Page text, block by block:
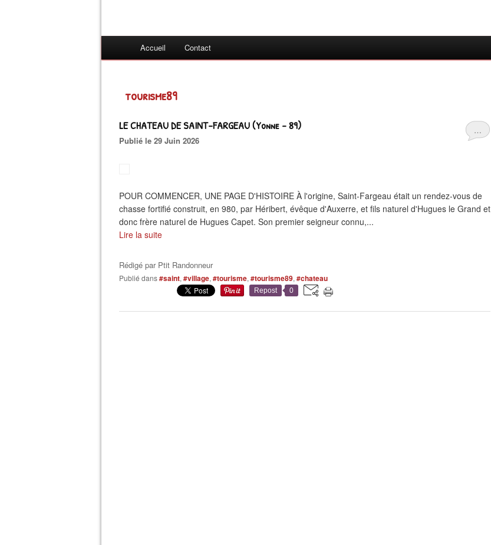
Accueil Contact
tourisme89
…
LE CHATEAU DE SAINT-FARGEAU (Yonne - 89)
Publié le 29 Juin 2026
POUR COMMENCER, UNE PAGE D'HISTOIRE À l'origine, Saint-Fargeau était un rendez-vous de
chasse fortifié construit, en 980, par Héribert, évêque d'Auxerre, et fils naturel d'Hugues le Grand et
donc frère naturel de Hugues Capet. Son premier seigneur connu,...
Lire la suite
Rédigé par Ptit Randonneur
Publié dans#saint, #village, #tourisme, #tourisme89, #chateau
Repost 0